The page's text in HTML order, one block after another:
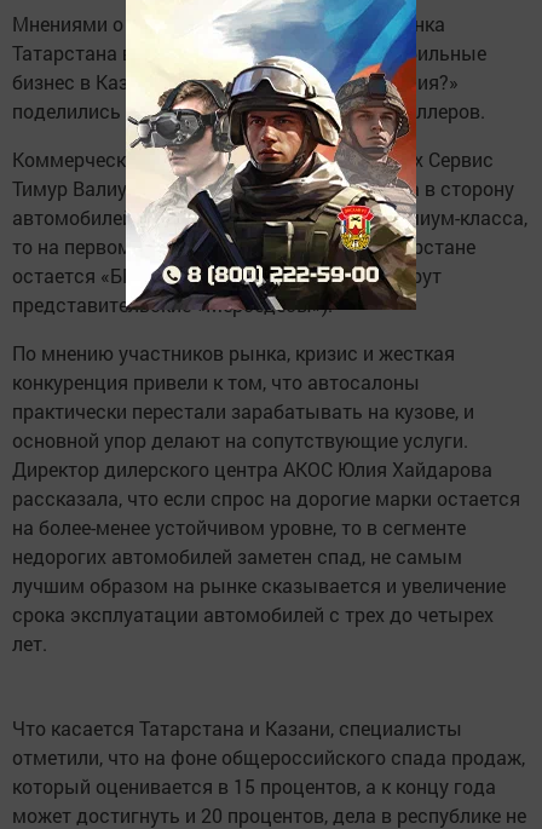
Мнениями о состоянии автомобильного рынка
Татарстана в ходе круглого стола «Автомобильные
бизнес в Казани: стоит ли ждать возрождения?»
поделились представители крупных автодиллеров.
Коммерческий директор компании Транс Тех Сервис
Тимур Валиуллин отметил смещение спроса в сторону
автомобилей с пробегом, что касается премиум-класса,
то на первом месте по популярности в Татарстане
остается «БМВ» (в России охотнее всего берут
представительские «Мерседесы»).
По мнению участников рынка, кризис и жесткая
конкуренция привели к том, что автосалоны
практически перестали зарабатывать на кузове, и
основной упор делают на сопутствующие услуги.
Директор дилерского центра АКОС Юлия Хайдарова
рассказала, что если спрос на дорогие марки остается
на более-менее устойчивом уровне, то в сегменте
недорогих автомобилей заметен спад, не самым
лучшим образом на рынке сказывается и увеличение
срока эксплуатации автомобилей с трех до четырех
лет.
Что касается Татарстана и Казани, специалисты
отметили, что на фоне общероссийского спада продаж,
который оценивается в 15 процентов, а к концу года
может достигнуть и 20 процентов, дела в республике не